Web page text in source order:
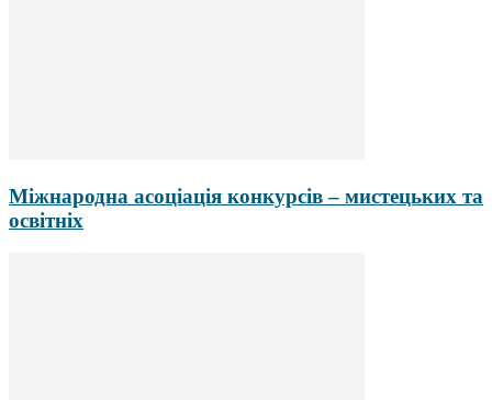
Міжнародна асоціація конкурсів – мистецьких та
освітніх